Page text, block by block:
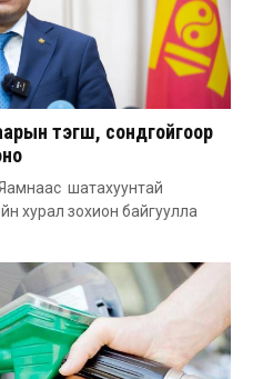
тэгш, сондгойгоор
шатахуунтай
хурал зохион байгуулла